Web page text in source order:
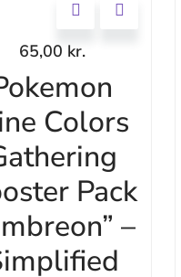
65,00 kr.
Colors
Pack
–